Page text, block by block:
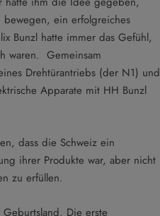
bewegen, ein erfolgreiches
Bunzl hatte immer das Gefühl,
waren. Gemeinsam
Drehtürantriebs (der N1) und
Apparate mit HH Bunzl
dass die Schweiz ein
ihrer Produkte war, aber nicht
zu erfüllen.
Die erste